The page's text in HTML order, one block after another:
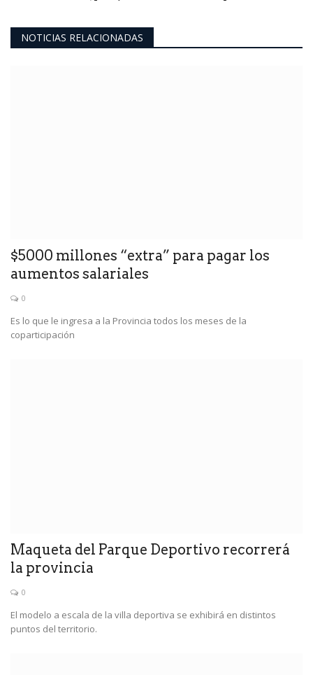
NOTICIAS RELACIONADAS
$5000 millones “extra” para pagar los
aumentos salariales
0
Es lo que le ingresa a la Provincia todos los meses de la
coparticipación
Maqueta del Parque Deportivo recorrerá
la provincia
0
El modelo a escala de la villa deportiva se exhibirá en distintos
puntos del territorio.